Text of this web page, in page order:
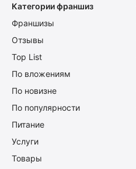
Категории франшиз
Франшизы
Отзывы
Top List
По вложениям
По новизне
По популярности
Питание
Услуги
Товары